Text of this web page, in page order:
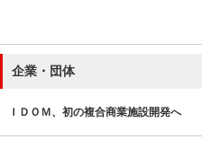
企業・団体
ＩＤＯＭ、初の複合商業施設開発へ